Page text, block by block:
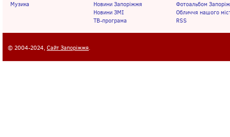
Музика
Новини Запоріжжя
Новини ЗМІ
ТВ-програма
Фотоальбом
Обличчя нашого
RSS
© 2004-2024, Сайт Запоріжжя.